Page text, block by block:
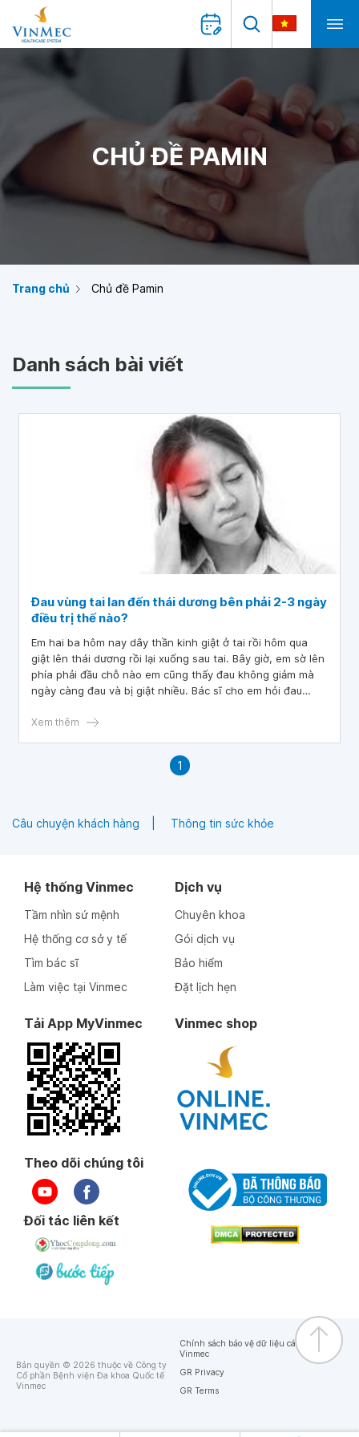
CHỦ ĐỀ PAMIN
Trang chủ Chủ đề Pamin
Danh sách bài viết
Đau vùng tai lan đến thái dương bên phải 2-3 ngày
điều trị thế nào?
Em hai ba hôm nay dây thần kinh giật ở tai rồi hôm qua
giật lên thái dương rồi lại xuống sau tai. Bây giờ, em sờ lên
phía phải đầu chỗ nào em cũng thấy đau không giảm mà
ngày càng đau và bị giật nhiều. Bác sĩ cho em hỏi đau
nào? Em cảm ơn bác sĩ.
Xem thêm
1
Câu chuyện khách hàng Thông tin sức khỏe
Hệ thống Vinmec
Tầm nhìn sứ mệnh
Hệ thống cơ sở y tế
Tìm bác sĩ
Làm việc tại Vinmec
Dịch vụ
Chuyên khoa
Gói dịch vụ
Bảo hiểm
Đặt lịch hẹn
Tải App MyVinmec Vinmec shop
Theo dõi chúng tôi
Đối tác liên kết
Bản quyền © 2026 thuộc về Công ty
Cổ phần Bệnh viện Đa khoa Quốc tế
Vinmec
Chính sách bảo vệ dữ liệu cá nhân của
Vinmec
GR Privacy
GR Terms